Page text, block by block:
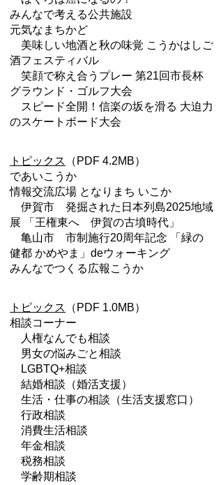
みんなで考える公共施設
元気なまちかど
美味しい地酒と秋の味覚 こうかはしご
酒フェスティバル
笑顔で称え合うプレー 第21回市長杯
グラウンド・ゴルフ大会
スピード全開！信楽の坂を滑る 大迫力
のスケートボード大会
トピックス
（PDF 4.2MB）
であいこうか
情報交流広場 となりまち いこか
伊賀市 発掘された日本列島2025地域
展 「王権東へ 伊賀の古墳時代」
亀山市 市制施行20周年記念 「緑の
健都 かめやま」deウォーキング
みんなでつくる広報こうか
トピックス
（PDF 1.0MB）
相談コーナー
人権なんでも相談
男女の悩みごと相談
LGBTQ+相談
結婚相談（婚活支援）
生活・仕事の相談（生活支援窓口）
行政相談
消費生活相談
年金相談
税務相談
学齢期相談